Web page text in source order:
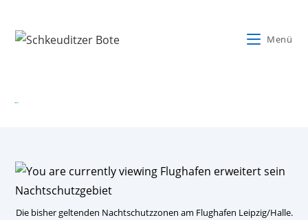
Menü
Die bisher geltenden Nachtschutzzonen am Flughafen Leipzig/Halle.